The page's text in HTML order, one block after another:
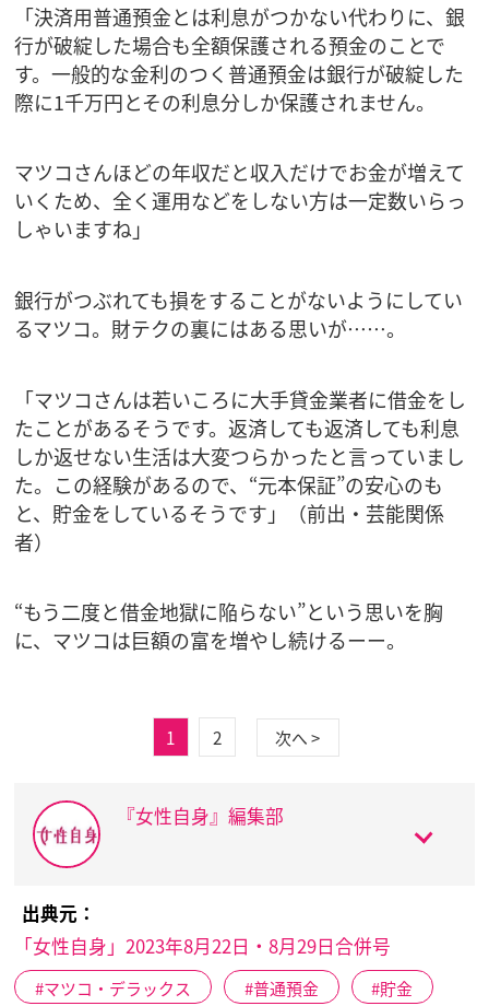
「決済用普通預金とは利息がつかない代わりに、銀
行が破綻した場合も全額保護される預金のことで
す。一般的な金利のつく普通預金は銀行が破綻した
際に1千万円とその利息分しか保護されません。
マツコさんほどの年収だと収入だけでお金が増えて
いくため、全く運用などをしない方は一定数いらっ
しゃいますね」
銀行がつぶれても損をすることがないようにしてい
るマツコ。財テクの裏にはある思いが……。
「マツコさんは若いころに大手貸金業者に借金をし
たことがあるそうです。返済しても返済しても利息
しか返せない生活は大変つらかったと言っていまし
た。この経験があるので、“元本保証”の安心のも
と、貯金をしているそうです」（前出・芸能関係
者）
“もう二度と借金地獄に陥らない”という思いを胸
に、マツコは巨額の富を増やし続けるーー。
1 2 次へ >
『女性自身』編集部
出典元：
「女性自身」2023年8月22日・8月29日合併号
マツコ・デラックス 普通預金 貯金